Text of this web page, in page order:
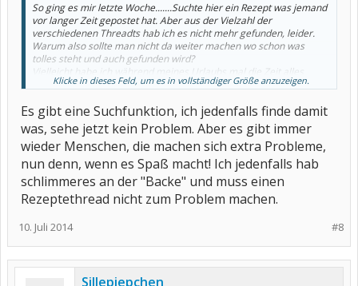
So ging es mir letzte Woche.......Suchte hier ein Rezept was jemand
vor langer Zeit gepostet hat. Aber aus der Vielzahl der
verschiedenen Threadts hab ich es nicht mehr gefunden, leider.
Warum also sollte man nicht da weiter machen wo schon was
tolles steht und auch gefunden wird?
Vielleicht habe ich während meines Urlaubs mal die Zeit alles
zusammen zu suchen was es hier gibt und Kukana würde evtl.
Hier gibts schon Ideen zum Grillen, Saison ist ja, auch
Marmeladen, Kuchen, Salate, Kekse, Menüs für Weihnachten usw.
Um jedes einzelne Rezept wäre es schade wenn es im Nirvana
verschwindet, oder?
Viele Grüsse
Sylke
Klicke in dieses Feld, um es in vollständiger Größe anzuzeigen.
Es gibt eine Suchfunktion, ich jedenfalls finde damit
was, sehe jetzt kein Problem. Aber es gibt immer
wieder Menschen, die machen sich extra Probleme,
nun denn, wenn es Spaß macht! Ich jedenfalls hab
schlimmeres an der "Backe" und muss einen
Rezeptethread nicht zum Problem machen.
#8
10. Juli 2014
Sillepiepchen